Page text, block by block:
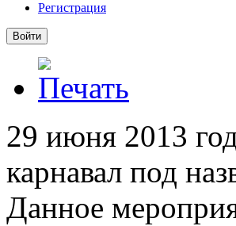
Регистрация
29 июня 2013
карнавал под
Данное